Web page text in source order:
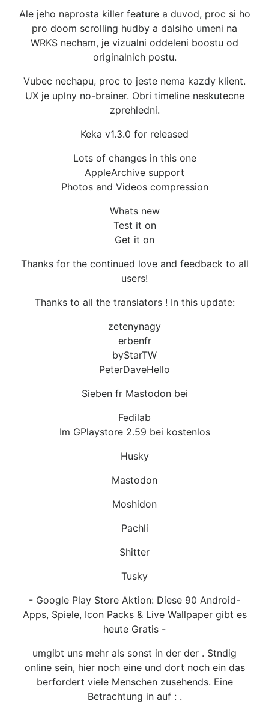
Ale jeho naprosta killer feature a duvod, proc si ho
pro doom scrolling hudby a dalsiho umeni na
WRKS necham, je vizualni oddeleni boostu od
originalnich postu.
Vubec nechapu, proc to jeste nema kazdy klient.
UX je uplny no-brainer. Obri timeline neskutecne
zprehledni.
Keka v1.3.0 for released
Lots of changes in this one
AppleArchive support
Photos and Videos compression
Whats new
Test it on
Get it on
Thanks for the continued love and feedback to all
users!
Thanks to all the translators ! In this update:
zetenynagy
erbenfr
byStarTW
PeterDaveHello
Sieben fr Mastodon bei
Fedilab
Im GPlaystore 2.59 bei kostenlos
Husky
Mastodon
Moshidon
Pachli
Shitter
Tusky
- Google Play Store Aktion: Diese 90 Android-
Apps, Spiele, Icon Packs & Live Wallpaper gibt es
heute Gratis -
umgibt uns mehr als sonst in der der . Stndig
online sein, hier noch eine und dort noch ein das
berfordert viele Menschen zusehends. Eine
Betrachtung in auf : .